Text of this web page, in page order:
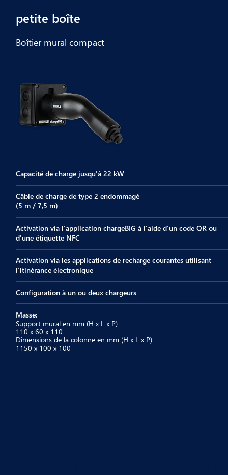
petite boîte
Boîtier mural compact
Capacité de charge jusqu'à 22 kW
Câble de charge de type 2 endommagé
(5 m / 7,5 m)
Activation via l'application chargeBIG à l'aide d'un code QR ou
d'une étiquette NFC
Activation via les applications de recharge courantes utilisant
l'itinérance électronique
Configuration à un ou deux chargeurs
Masse:
Support mural en mm (H x L x P)
110 x 60 x 110
Dimensions de la colonne en mm (H x L x P)
1150 x 100 x 100